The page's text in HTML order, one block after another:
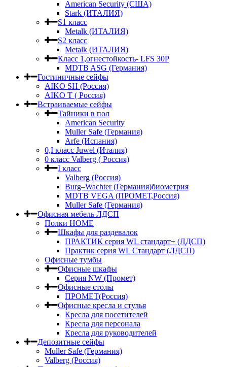
American Security (США)
Stark (ИТАЛИЯ)
S1 класс
Metalk (ИТАЛИЯ)
S2 класс
Metalk (ИТАЛИЯ)
Класс 1,огнестойкость- LFS 30P
MDTB ASG (Германия)
Гостиничные сейфы
AIKO SH (Россия)
AIKO Т ( Россия)
Встраиваемые сейфы
Тайники в пол
American Security
Muller Safe (Германия)
Arfe (Испания)
0,I класс Juwel (Италия)
0 класс Valberg ( Россия)
I класс
Valberg (Россия)
Burg–Wachter (Германия)биометрия
MDTB VEGA (ПРОМЕТ,Россия)
Muller Safe (Германия)
Офисная мебель ЛДСП
Полки HOME
Шкафы для раздевалок
ПРАКТИК серия WL стандарт+ (ЛДСП)
Практик серия WL Стандарт (ЛДСП)
Офисные тумбы
Офисные шкафы
Серия NW (Промет)
Офисные столы
ПРОМЕТ(Россия)
Офисные кресла и стулья
Кресла для посетителей
Кресла для персонала
Кресла для руководителей
Депозитные сейфы
Muller Safe (Германия)
Valberg (Россия)